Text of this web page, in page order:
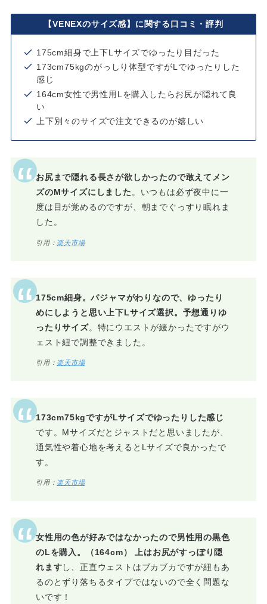
【VENEXのサイズ感】に関する口コミ・評判
175cm細身で上下Lサイズでゆったり目だった
173cm75kgのがっしり体型ですがLでゆったりした
感じ
164cm女性で男性用Lを購入したらお尻が隠れて良
い
上下別々のサイズで注文できるのが嬉しい
お尻まで隠れる長さが欲しかったので敢えてメン
ズのМサイズにしました。いつもは必ず夜中に一
度は目が覚めるのですが、朝までぐっすり眠れま
した。
引用： 楽天市場
175cm細身。パジャマがわりなので、ゆったり
めにしようと思い上下Lサイズ選択。予想通りゆ
ったりサイズ。特にウエストが緩かったですがウ
ェスト紐で調整できました。
引用： 楽天市場
173cm75kgですがLサイズでゆったりした感じ
です。Mサイズだとジャストだと思いましたが、
通気性や着心地を考えるとLサイズで良かったで
す。
引用： 楽天市場
女性用の色が好みではなかったので男性用の黒色
のLを購入。（164cm） 上はお尻がすっぽり隠
れますし、正直ウェストはブカブカですが紐もあ
るのとずり落ちるタイプではないので全く問題な
いです！